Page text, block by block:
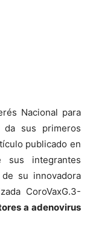
Nacional para
da sus primeros
publicado en
sus integrantes
su innovadora
CoroVaxG.3-
a adenovirus